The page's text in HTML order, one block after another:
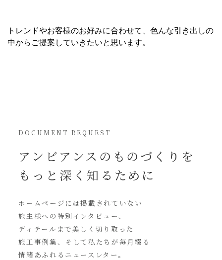
トレンドやお客様のお好みに合わせて、色んな引き出しの
中からご提案していきたいと思います。
DOCUMENT REQUEST
アンビアンスの ものづくりを
もっと深く知るために
ホームページには掲載されていない
施主様への特別インタビュー、
ディテールまで美しく切り取った
施工事例集、そして私たちが毎月綴る
情緒あふれるニュースレター。